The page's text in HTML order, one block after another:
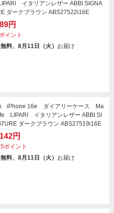
イタリアンレザー ABBI SIGNA
ダークブラウン ABS27522i16E
円
イント
料、8月11日（火） お届け
iPhone 16e ダイアリーケース Ma
LIPARI イタリアンレザー ABBI SI
ダークブラウン ABS27519i16E
円
ポイント
料、8月11日（火） お届け